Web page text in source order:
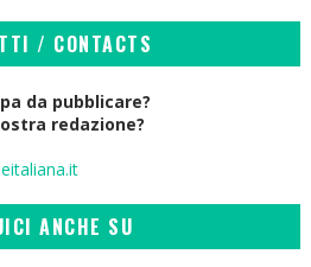
/ CONTACTS
da pubblicare?
redazione?
ANCHE SU